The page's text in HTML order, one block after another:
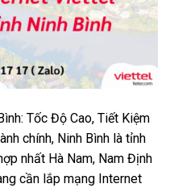
Tốc Độ Cao, Tiết Kiệm
chính, Ninh Bình là tỉnh
nhất Hà Nam, Nam Định
cần lắp mạng Internet